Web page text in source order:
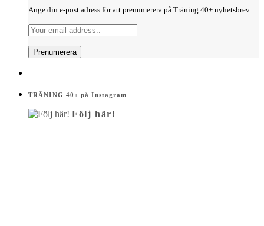
Ange din e-post adress för att prenumerera på Träning 40+ nyhetsbrev
TRÄNING 40+ på Instagram
Följ här!